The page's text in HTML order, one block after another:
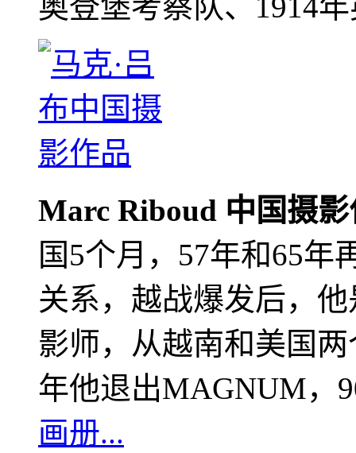
奥登堡考察队、1914
Marc Riboud 中国摄
国5个月，57年和65年
关系，越战爆发后，
影师，从越南和美国
年他退出MAGNUM，
画册...